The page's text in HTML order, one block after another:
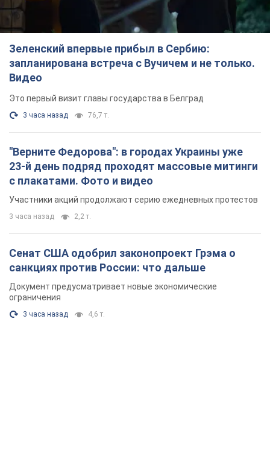
Зеленский впервые прибыл в Сербию:
запланирована встреча с Вучичем и не только.
Видео
Это первый визит главы государства в Белград
3 часа назад 76,7 т.
"Верните Федорова": в городах Украины уже
23-й день подряд проходят массовые митинги
с плакатами. Фото и видео
Участники акций продолжают серию ежедневных протестов
3 часа назад 2,2 т.
Сенат США одобрил законопроект Грэма о
санкциях против России: что дальше
Документ предусматривает новые экономические
ограничения
3 часа назад 4,6 т.